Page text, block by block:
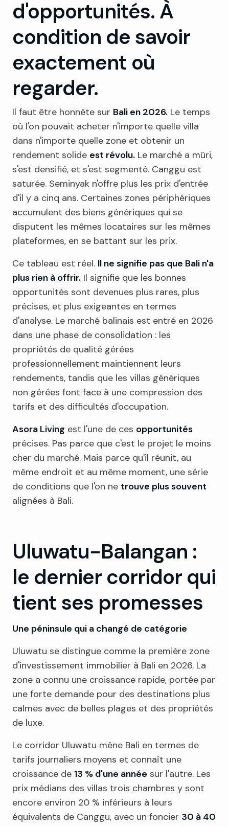
d'opportunités. À
condition de savoir
exactement où
regarder.
Il faut être honnête sur Bali en 2026. Le temps
où l'on pouvait acheter n'importe quelle villa
dans n'importe quelle zone et obtenir un
rendement solide est révolu. Le marché a mûri,
s'est densifié, et s'est segmenté. Canggu est
saturée. Seminyak n'offre plus les prix d'entrée
d'il y a cinq ans. Certaines zones périphériques
accumulent des biens génériques qui se
disputent les mêmes locataires sur les mêmes
plateformes, en se battant sur les prix.
Ce tableau est réel. Il ne signifie pas que Bali n'a
plus rien à offrir. Il signifie que les bonnes
opportunités sont devenues plus rares, plus
précises, et plus exigeantes en termes
d'analyse. Le marché balinais est entré en 2026
dans une phase de consolidation : les
propriétés de qualité gérées
professionnellement maintiennent leurs
rendements, tandis que les villas génériques
non gérées font face à une compression des
tarifs et des difficultés d'occupation.
Asora Living est l'une de ces opportunités
précises. Pas parce que c'est le projet le moins
cher du marché. Mais parce qu'il réunit, au
même endroit et au même moment, une série
de conditions que l'on ne trouve plus souvent
alignées à Bali.
Uluwatu-Balangan :
le dernier corridor qui
tient ses promesses
Une péninsule qui a changé de catégorie
Uluwatu se distingue comme la première zone
d'investissement immobilier à Bali en 2026. La
zone a connu une croissance rapide, portée par
une forte demande pour des destinations plus
calmes avec de belles plages et des propriétés
de luxe.
Le corridor Uluwatu mène Bali en termes de
tarifs journaliers moyens et connaît une
croissance de 13 % d'une année sur l'autre. Les
prix médians des villas trois chambres y sont
encore environ 20 % inférieurs à leurs
équivalents de Canggu, avec un foncier 30 à 40